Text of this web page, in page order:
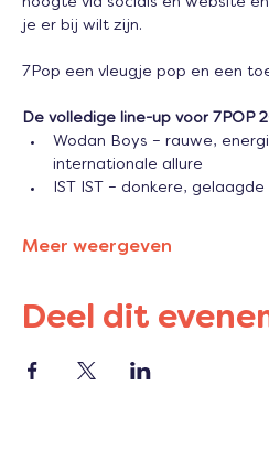
hoogte via socials en website
je er bij wilt zijn.
7Pop een vleugje pop en een
De volledige line-up voor 7POP
Wodan Boys – rauwe,
internationale allure
IST IST – donkere,
Meer weergeven
Deel dit